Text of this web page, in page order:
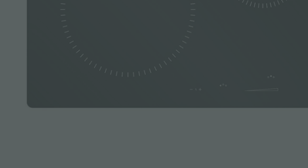
ACCESSORI CANALI ATTREZZATI